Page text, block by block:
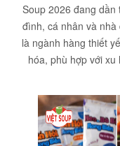
Soup 2026 đang
đình, cá nhân và
là ngành hàng thiết
hóa, phù hợp với